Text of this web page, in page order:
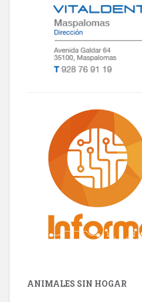
ANIMALES SIN HOGAR